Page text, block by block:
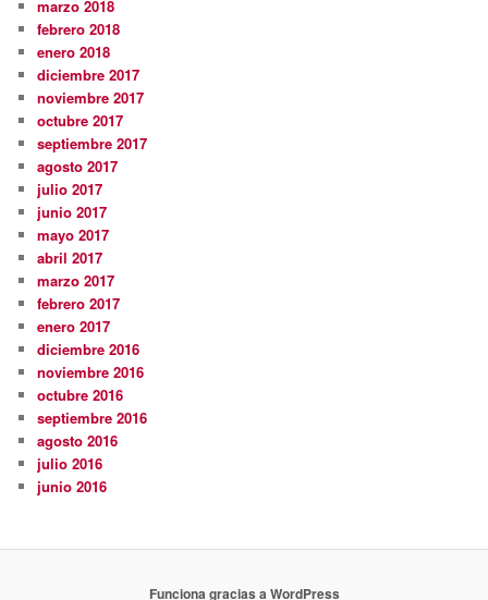
marzo 2018
febrero 2018
enero 2018
diciembre 2017
noviembre 2017
octubre 2017
septiembre 2017
agosto 2017
julio 2017
junio 2017
mayo 2017
abril 2017
marzo 2017
febrero 2017
enero 2017
diciembre 2016
noviembre 2016
octubre 2016
septiembre 2016
agosto 2016
julio 2016
junio 2016
Funciona gracias a WordPress